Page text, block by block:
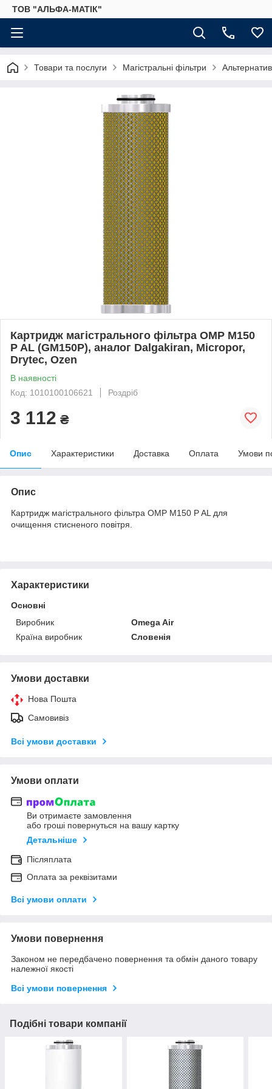
ТОВ "АЛЬФА-МАТІК"
Товари та послуги Магістральні фільтри
Картридж магістрального фільтра OMP M150
P AL (GM150P), аналог Dalgakiran, Micropor,
Drytec, Ozen
В наявності
Код: 1010100106621
Роздріб
3 112 ₴
Опис Характеристики Доставка Оплата Умови
Опис
Картридж магістрального фільтра OMP M150 P AL для
очищення стисненого повітря.
Характеристики
Основні
Виробник
Omega Air
Країна виробник
Словенія
Умови доставки
Нова Пошта
Самовивіз
Всі умови доставки
Умови оплати
Ви отримаєте замовлення
або гроші повернуться на вашу картку
Детальніше
Післяплата
Оплата за реквізитами
Всі умови оплати
Умови повернення
Законом не передбачено повернення та обмін даного товару
належної якості
Всі умови повернення
Подібні товари компанії